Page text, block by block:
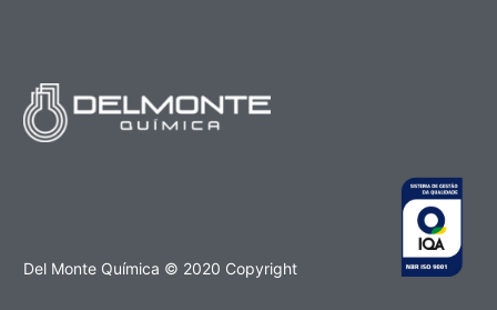
Del Monte Química © 2020 Copyright